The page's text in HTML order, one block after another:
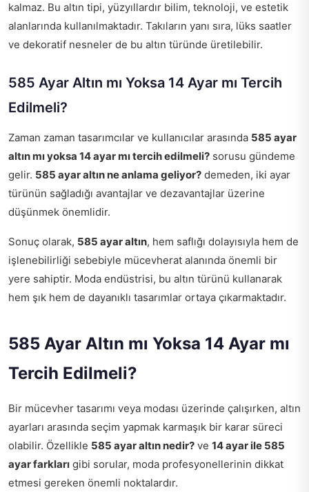
kalmaz. Bu altın tipi, yüzyıllardır bilim, teknoloji, ve estetik
alanlarında kullanılmaktadır. Takıların yanı sıra, lüks saatler
ve dekoratif nesneler de bu altın türünde üretilebilir.
585 Ayar Altın mı Yoksa 14 Ayar mı Tercih
Edilmeli?
Zaman zaman tasarımcılar ve kullanıcılar arasında 585 ayar
altın mı yoksa 14 ayar mı tercih edilmeli? sorusu gündeme
gelir. 585 ayar altın ne anlama geliyor? demeden, iki ayar
türünün sağladığı avantajlar ve dezavantajlar üzerine
düşünmek önemlidir.
Sonuç olarak, 585 ayar altın, hem saflığı dolayısıyla hem de
işlenebilirliği sebebiyle mücevherat alanında önemli bir
yere sahiptir. Moda endüstrisi, bu altın türünü kullanarak
hem şık hem de dayanıklı tasarımlar ortaya çıkarmaktadır.
585 Ayar Altın mı Yoksa 14 Ayar mı
Tercih Edilmeli?
Bir mücevher tasarımı veya modası üzerinde çalışırken, altın
ayarları arasında seçim yapmak karmaşık bir karar süreci
olabilir. Özellikle 585 ayar altın nedir? ve 14 ayar ile 585
ayar farkları gibi sorular, moda profesyonellerinin dikkat
etmesi gereken önemli noktalardır.